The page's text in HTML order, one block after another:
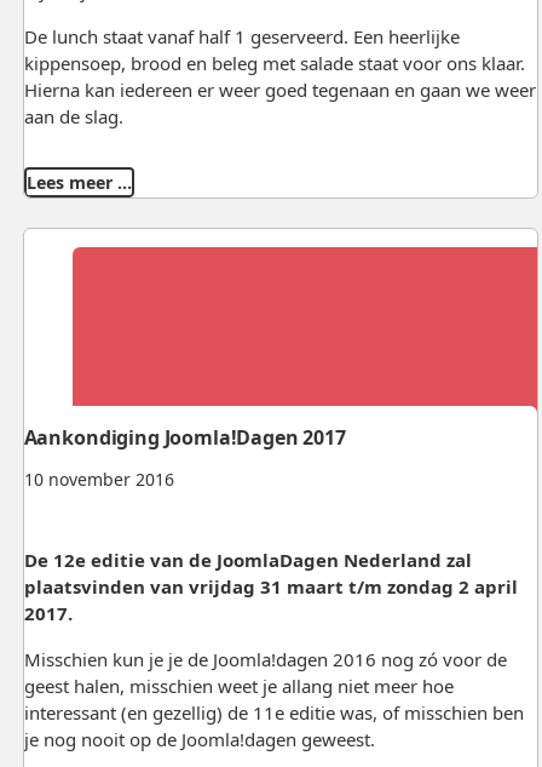
De lunch staat vanaf half 1 geserveerd. Een heerlijke
kippensoep, brood en beleg met salade staat voor ons klaar.
Hierna kan iedereen er weer goed tegenaan en gaan we weer
aan de slag.
Lees meer …
10 november 2016
Aankondiging Joomla!Dagen 2017
De 12e editie van de JoomlaDagen Nederland zal
plaatsvinden van vrijdag 31 maart t/m zondag 2 april
2017.
Misschien kun je je de Joomla!dagen 2016 nog zó voor de
geest halen, misschien weet je allang niet meer hoe
interessant (en gezellig) de 11e editie was, of misschien ben
je nog nooit op de Joomla!dagen geweest.